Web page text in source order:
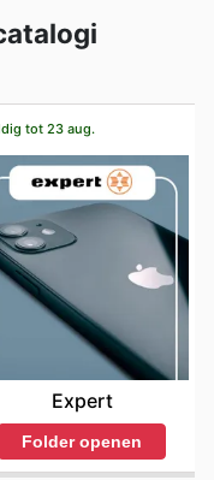
tot 23 aug.
Expert
Folder openen